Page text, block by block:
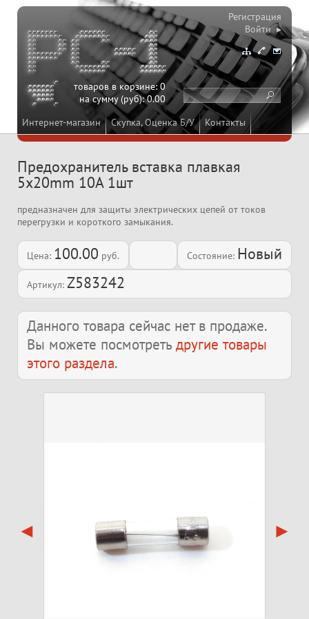
Интернет-магазин Скупка, Оценка Б/У Контакты
товаров в корзине:0
на сумму (руб):0.00
Регистрация
Войти ▸
Предохранитель вставка плавкая
5x20mm 10A 1шт
предназначен для защиты электрических цепей от токов
перегрузки и короткого замыкания.
Цена: 100.00 руб. Состояние: Новый
Артикул: Z583242
Данного товара сейчас нет в продаже.
Вы можете посмотреть другие товары
этого раздела.